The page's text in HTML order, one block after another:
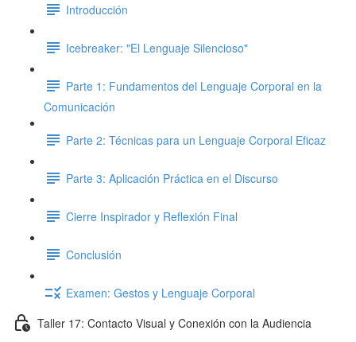
Introducción
Icebreaker: "El Lenguaje Silencioso"
Parte 1: Fundamentos del Lenguaje Corporal en la
Comunicación
Parte 2: Técnicas para un Lenguaje Corporal Eficaz
Parte 3: Aplicación Práctica en el Discurso
Cierre Inspirador y Reflexión Final
Conclusión
Examen: Gestos y Lenguaje Corporal
Taller 17: Contacto Visual y Conexión con la Audiencia